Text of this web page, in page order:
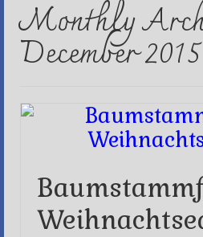
Monthly
December 2015